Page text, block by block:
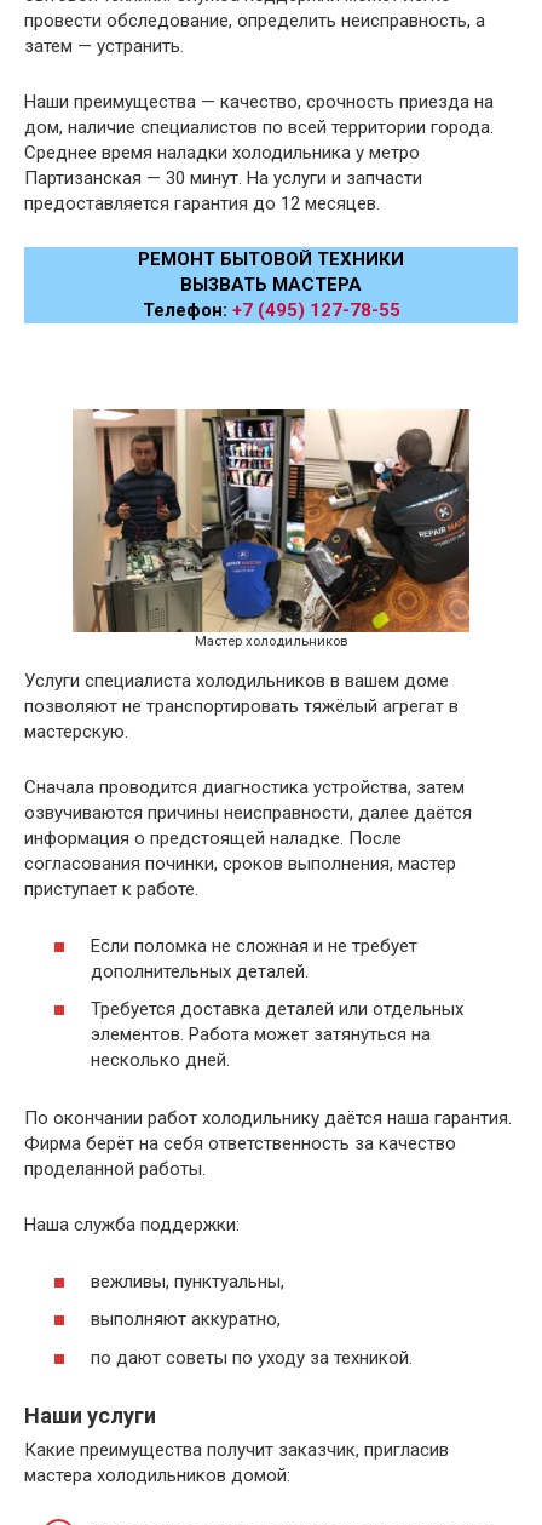
провести обследование, определить неисправность, а
затем — устранить.
Наши преимущества — качество, срочность приезда на
дом, наличие специалистов по всей территории города.
Среднее время наладки холодильника у метро
Партизанская — 30 минут. На услуги и запчасти
предоставляется гарантия до 12 месяцев.
РЕМОНТ БЫТОВОЙ ТЕХНИКИ
ВЫЗВАТЬ МАСТЕРА
Телефон: +7 (495) 127-78-55
Мастер холодильников
Услуги специалиста холодильников в вашем доме
позволяют не транспортировать тяжёлый агрегат в
мастерскую.
Сначала проводится диагностика устройства, затем
озвучиваются причины неисправности, далее даётся
информация о предстоящей наладке. После
согласования починки, сроков выполнения, мастер
приступает к работе.
Если поломка не сложная и не требует
дополнительных деталей.
Требуется доставка деталей или отдельных
элементов. Работа может затянуться на
несколько дней.
По окончании работ холодильнику даётся наша гарантия.
Фирма берёт на себя ответственность за качество
проделанной работы.
Наша служба поддержки:
вежливы, пунктуальны,
выполняют аккуратно,
по дают советы по уходу за техникой.
Наши услуги
Какие преимущества получит заказчик, пригласив
мастера холодильников домой: